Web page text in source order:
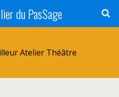
du PasSage
Atelier Théâtre